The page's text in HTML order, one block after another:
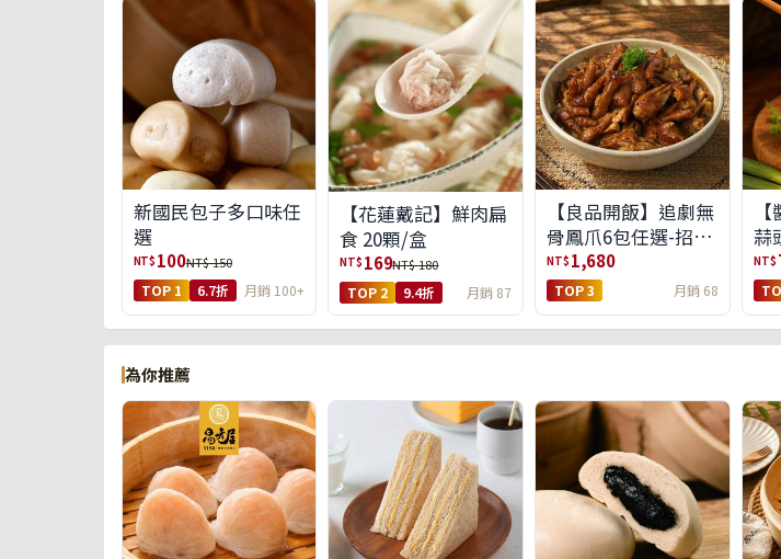
新國民包子多口味任
選
NT$ 100NT$ 150
TOP 1 6.7折 月銷 100+
【花蓮戴記】鮮肉扁
食 20顆/盒
NT$ 169NT$ 180
TOP 2 9.4折 月銷 87
【良品開飯】追劇無
骨鳳爪6包任選-招牌
原味/濃濃蒜香/過癮
麻辣(免運組)
NT$ 1,680
TOP 3 月銷 68
蒜
4
NT$
為你推薦